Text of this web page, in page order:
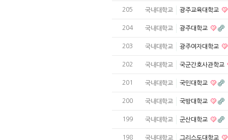
205 국내대학교 광주교육대학교
204 국내대학교 광주대학교
203 국내대학교 광주여자대학교
202 국내대학교 국군간호사관학교
201 국내대학교 국민대학교
200 국내대학교 국방대학교
199 국내대학교 군산대학교
198 국내대학교 그리스도대학교